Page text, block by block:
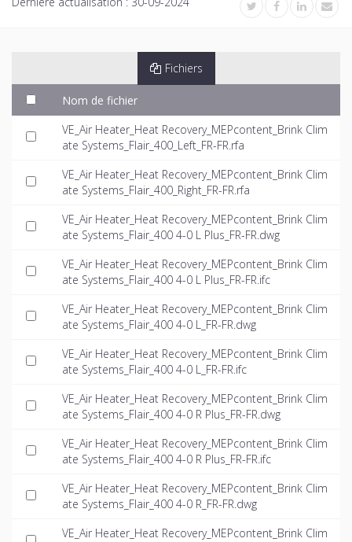
Fichiers
Nom de fichier
VE_Air Heater_Heat Recovery_MEPcontent_Brink Clim
ate Systems_Flair_400_Left_FR-FR.rfa
VE_Air Heater_Heat Recovery_MEPcontent_Brink Clim
ate Systems_Flair_400_Right_FR-FR.rfa
VE_Air Heater_Heat Recovery_MEPcontent_Brink Clim
ate Systems_Flair_400 4-0 L Plus_FR-FR.dwg
VE_Air Heater_Heat Recovery_MEPcontent_Brink Clim
ate Systems_Flair_400 4-0 L Plus_FR-FR.ifc
VE_Air Heater_Heat Recovery_MEPcontent_Brink Clim
ate Systems_Flair_400 4-0 L_FR-FR.dwg
VE_Air Heater_Heat Recovery_MEPcontent_Brink Clim
ate Systems_Flair_400 4-0 L_FR-FR.ifc
VE_Air Heater_Heat Recovery_MEPcontent_Brink Clim
ate Systems_Flair_400 4-0 R Plus_FR-FR.dwg
VE_Air Heater_Heat Recovery_MEPcontent_Brink Clim
ate Systems_Flair_400 4-0 R Plus_FR-FR.ifc
VE_Air Heater_Heat Recovery_MEPcontent_Brink Clim
ate Systems_Flair_400 4-0 R_FR-FR.dwg
VE_Air Heater_Heat Recovery_MEPcontent_Brink Clim